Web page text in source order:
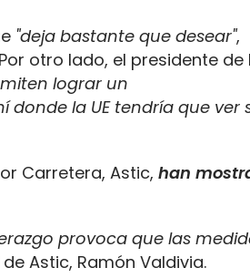
"deja bastante que desear",
otro lado, el presidente de
lograr un
donde la UE tendría que ver
Carretera, Astic, han
provoca que las
Astic, Ramón Valdivia.